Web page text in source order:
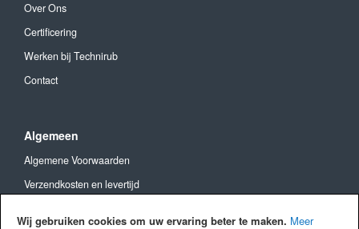
Wij gebruiken cookies om uw ervaring beter te maken. Meer
Over Ons
Certificering
Werken bij Technirub
Contact
Algemeen
Algemene Voorwaarden
Verzendkosten en levertijd